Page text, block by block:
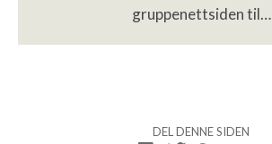
gruppenettsiden til…
DEL DENNE SIDEN